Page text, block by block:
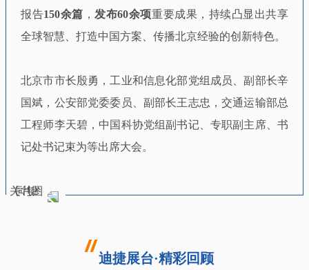
报告150余篇 ， 发布60余项重要成果，持续凸显出共享
全球智慧、打造中国方案、传播北京经验的创新特色。
北京市市长殷勇，工业和信息化部党组成员、副部长辛
国斌，公安部党委委员、副部长王志忠，交通运输部总
工程师李天碧，中国科协党组副书记、专职副主席、书
记处书记束为等出席大会。
迪捷展台·精彩回顾